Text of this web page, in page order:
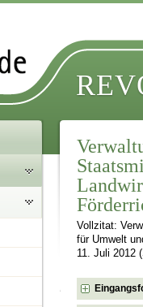
Vollzitat:
für Umwelt
11. Juli 2012